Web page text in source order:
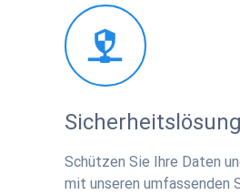
Schützen Sie Ihre Daten
mit unseren umfassenden